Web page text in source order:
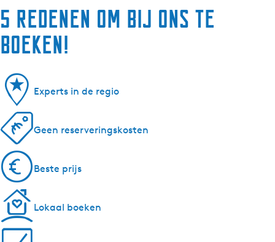
5 redenen om bij ons te
boeken!
Experts in de regio
Geen reserveringskosten
Beste prijs
Lokaal boeken